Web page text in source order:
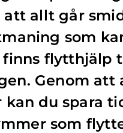
att allt går
som
finns flytthjälp
Genom att
du spara
som